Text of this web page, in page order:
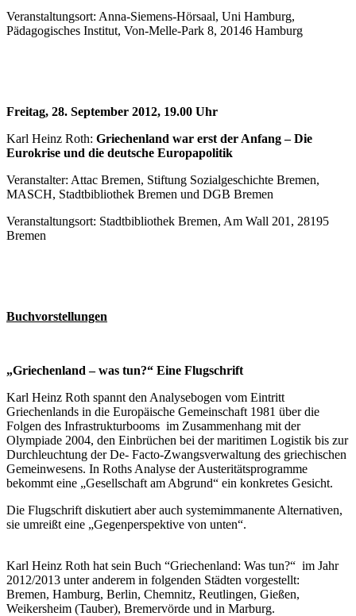
Veranstaltungsort: Anna-Siemens-Hörsaal, Uni Hamburg,
Pädagogisches Institut, Von-Melle-Park 8, 20146 Hamburg
Freitag, 28. September 2012, 19.00 Uhr
Karl Heinz Roth: Griechenland war erst der Anfang – Die
Eurokrise und die deutsche Europapolitik
Veranstalter: Attac Bremen, Stiftung Sozialgeschichte Bremen,
MASCH, Stadtbibliothek Bremen und DGB Bremen
Veranstaltungsort: Stadtbibliothek Bremen, Am Wall 201, 28195
Bremen
Buchvorstellungen
„Griechenland – was tun?“ Eine Flugschrift
Karl Heinz Roth spannt den Analysebogen vom Eintritt
Griechenlands in die Europäische Gemeinschaft 1981 über die
Folgen des Infrastrukturbooms im Zusammenhang mit der
Olympiade 2004, den Einbrüchen bei der maritimen Logistik bis zur
Durchleuchtung der De- Facto-Zwangsverwaltung des griechischen
Gemeinwesens. In Roths Analyse der Austeritätsprogramme
bekommt eine „Gesellschaft am Abgrund“ ein konkretes Gesicht.
Die Flugschrift diskutiert aber auch systemimmanente Alternativen,
sie umreißt eine „Gegenperspektive von unten“.
Karl Heinz Roth hat sein Buch “Griechenland: Was tun?“ im Jahr
2012/2013 unter anderem in folgenden Städten vorgestellt:
Bremen, Hamburg, Berlin, Chemnitz, Reutlingen, Gießen,
Weikersheim (Tauber), Bremervörde und in Marburg.